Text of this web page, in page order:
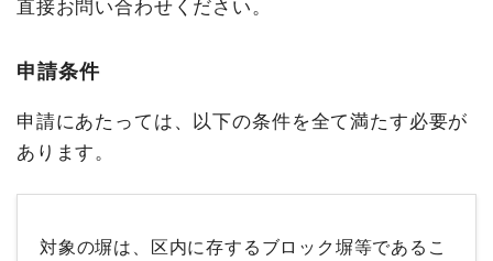
直接お問い合わせください。
申請条件
申請にあたっては、以下の条件を全て満たす必要が
あります。
対象の塀は、区内に存するブロック塀等であるこ